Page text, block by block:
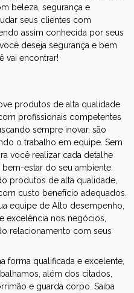
beleza, segurança e
seus clientes com
assim conhecida por seus
deseja segurança e bem
vai encontrar!
produtos de alta qualidade
profissionais competentes
sempre inovar, são
o trabalho em equipe. Sem
você realizar cada detalhe
estar do seu ambiente.
produtos de alta qualidade,
custo benefício adequados.
equipe de Alto desempenho,
excelência nos negócios,
relacionamento com seus
forma qualificada e excelente,
além dos citados,
e guarda corpo. Saiba